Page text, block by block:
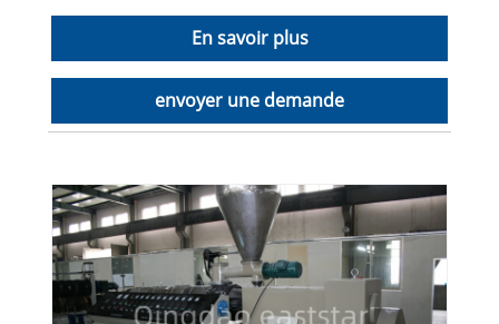
En savoir plus
envoyer une demande